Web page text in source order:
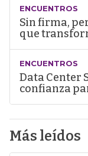
ENCUENTROS
Sin firma,
que
ENCUENTROS
Data Center
confianza
Más leídos